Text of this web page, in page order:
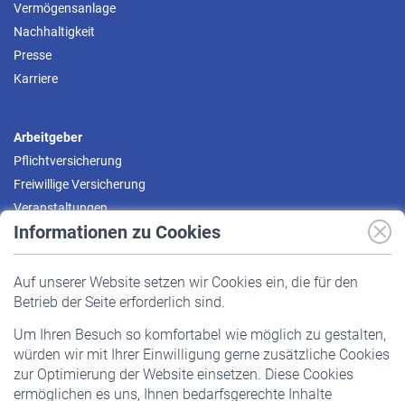
Informationen zu Cookies
Auf unserer Website setzen wir Cookies ein, die für den
Betrieb der Seite erforderlich sind.
Um Ihren Besuch so komfortabel wie möglich zu gestalten,
würden wir mit Ihrer Einwilligung gerne zusätzliche Cookies
zur Optimierung der Website einsetzen. Diese Cookies
ermöglichen es uns, Ihnen bedarfsgerechte Inhalte
Vermögensanlage
Nachhaltigkeit
Presse
Karriere
Arbeitgeber
Pflichtversicherung
Freiwillige Versicherung
Veranstaltungen
Pflichtversicherung
Staatliche Förderung
Veranstaltungen